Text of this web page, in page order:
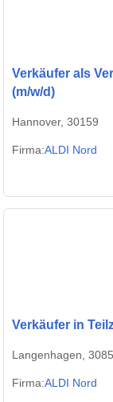
Verkäufer als
(m/w/d)
Hannover, 30159
Firma:ALDI Nord
Verkäufer in
Langenhagen,
Firma:ALDI Nord